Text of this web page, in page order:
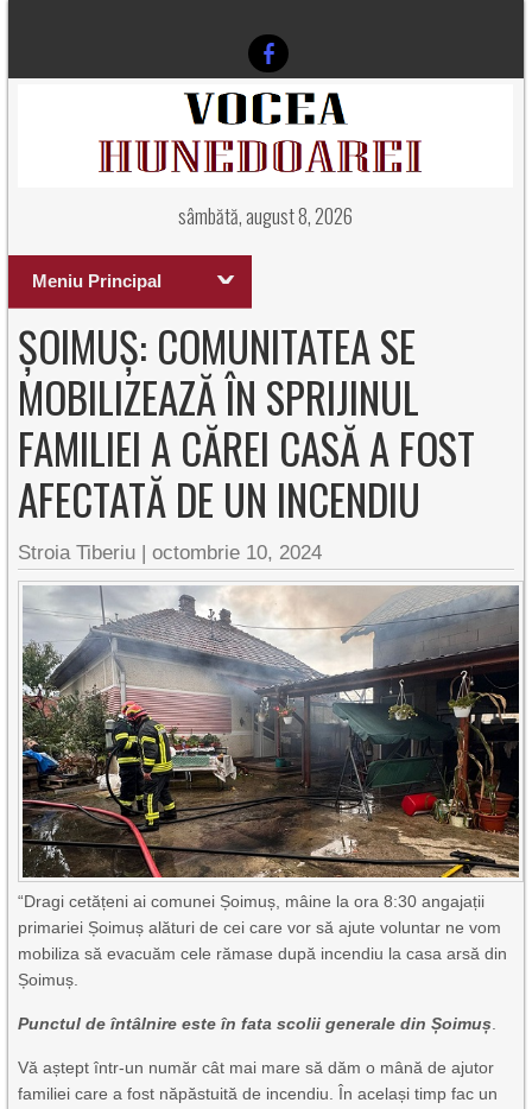
sâmbătă, august 8, 2026
Meniu Principal
ȘOIMUȘ: COMUNITATEA SE
MOBILIZEAZĂ ÎN SPRIJINUL
FAMILIEI A CĂREI CASĂ A FOST
AFECTATĂ DE UN INCENDIU
Stroia Tiberiu |octombrie 10, 2024
“Dragi cetățeni ai comunei Șoimuș, mâine la ora 8:30 angajații
primariei Șoimuș alături de cei care vor să ajute voluntar ne vom
mobiliza să evacuăm cele rămase după incendiu la casa arsă din
Șoimuș.
Punctul de întâlnire este în fata scolii generale din Șoimuș
Vă aștept într-un număr cât mai mare să dăm o mână de ajutor
familiei care a fost năpăstuită de incendiu. În același timp fac un